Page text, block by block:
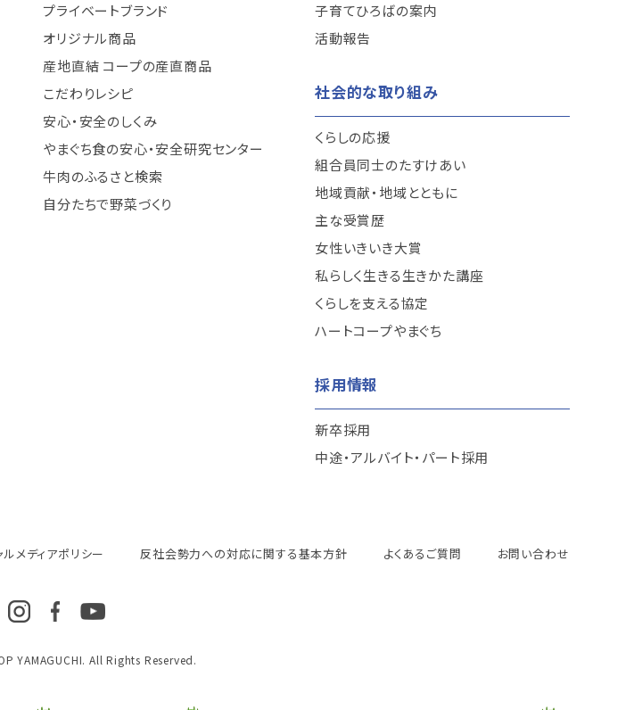
プライベートブランド
オリジナル商品
産地直結 コープの産直商品
こだわりレシピ
安心・安全のしくみ
やまぐち食の安心・安全研究センター
牛肉のふるさと検索
自分たちで野菜づくり
子育てひろばの案内
活動報告
社会的な取り組み
くらしの応援
組合員同士のたすけあい
地域貢献・地域とともに
主な受賞歴
女性いきいき大賞
私らしく生きる生きかた講座
くらしを支える協定
ハートコープやまぐち
採用情報
新卒採用
中途・アルバイト・パート採用
ルメディアポリシー 反社会勢力への対応に関する基本方針 よくあるご質問 お問い合わせ
YAMAGUCHI. All Rights Reserved.